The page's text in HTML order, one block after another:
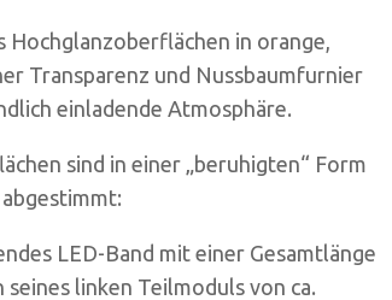
in orange,
Transparenz und Nussbaumfurnier
einladende Atmosphäre.
sind in einer „beruhigten“ Form
LED-Band mit einer Gesamtlänge
seines linken Teilmoduls von ca.